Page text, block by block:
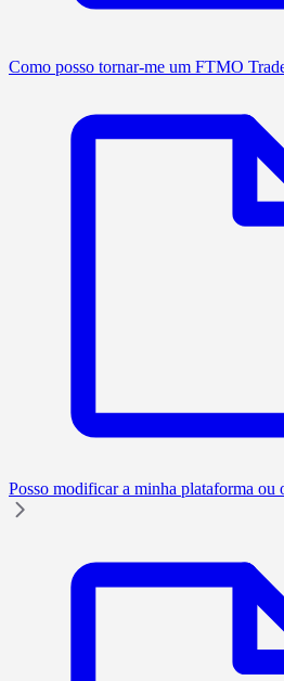
Como posso tornar-me um FTMO
Posso modificar a minha plataforma ou